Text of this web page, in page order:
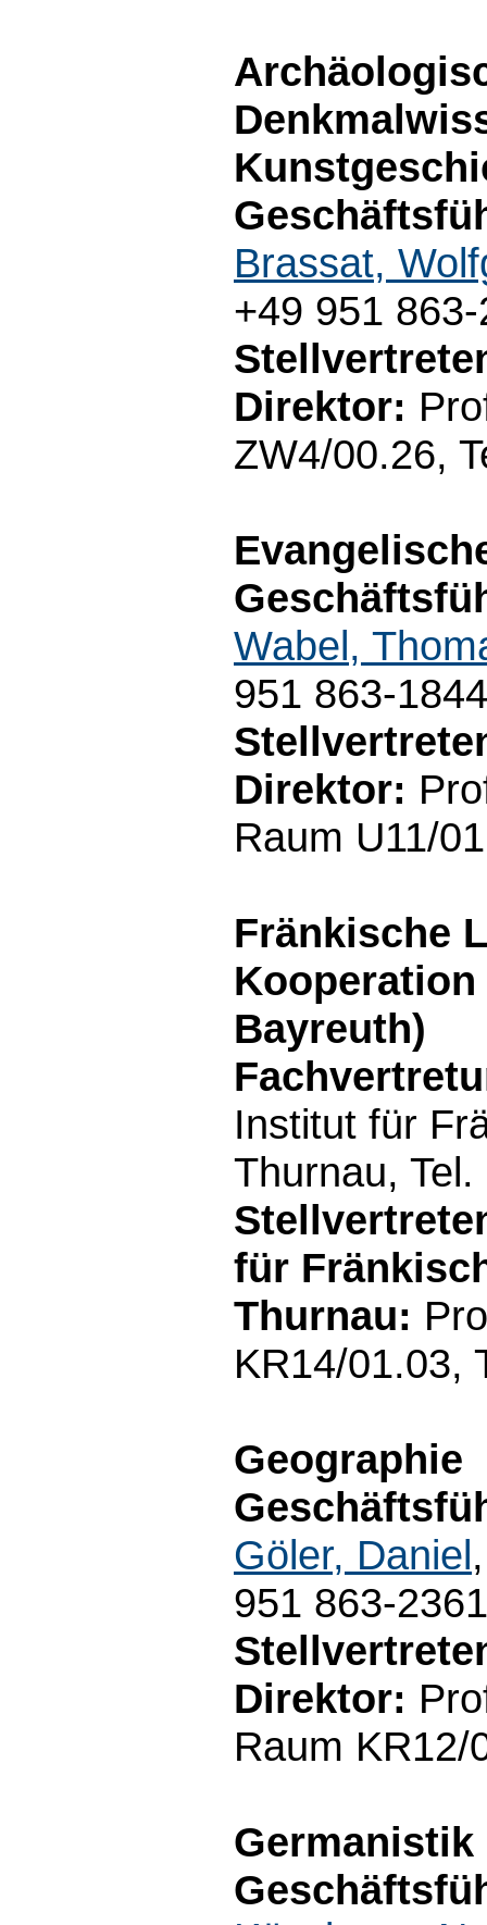
Brassat,
+49 951
Direktor:
ZW4/00.26,
Wabel,
951 863-1844
Direktor:
Raum U11/
Fränkische
Bayreuth)
Institut für
Thurnau,
für
Thurnau:
KR14/01.03,
Geographie
Göler, Daniel
951 863-2361
Direktor:
Raum KR12/
Germanistik